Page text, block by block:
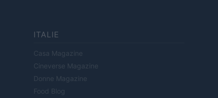
ITALIE
Casa Magazine
Cineverse Magazine
Donne Magazine
Food Blog